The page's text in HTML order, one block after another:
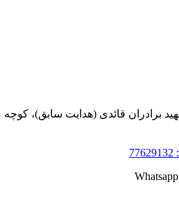
قائدی (هدایت سابق)، کوچه مراد زاده، پلاک ۷
Whatsapp